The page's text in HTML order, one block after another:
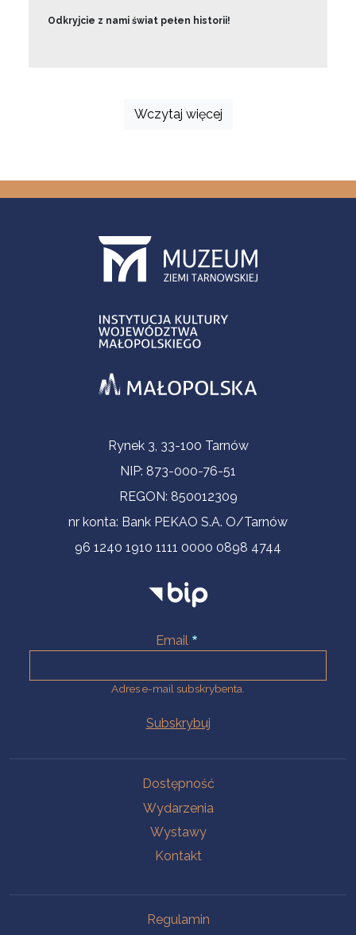
Odkryjcie z nami świat pełen historii!
Wczytaj więcej
Informacje kontaktoweRynek 3, 33-100 Tarnów
NIP: 873-000-76-51
REGON: 850012309
nr konta: Bank PEKAO S.A. O/Tarnów
96 1240 1910 1111 0000 0898 4744
Email
Adres e-mail subskrybenta.
Dostępność
Wydarzenia
Wystawy
Kontakt
Regulamin